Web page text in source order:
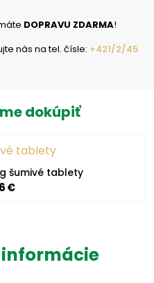
DOPRAVU ZDARMA!
nás na tel. čísle: +421/2/45
dokúpiť
šumivé tablety
€